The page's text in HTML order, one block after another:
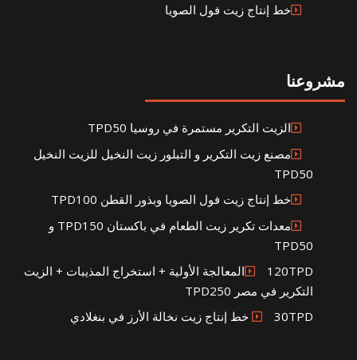
خط إنتاج زيت فول الصويا
مشروعنا
الزيت التكرير مستمرة في روسيا TPD50
مصنع زيت التكرير و التبلور زيت النخيل للزيت النخيل
TPD50
خط إنتاج زيت فول الصويا وبذور القطن TPD100
معدات تكرير زيت الطعام في باكستان TPD150 و
TPD50
120TPDالمعالجة الأولية + استخراج المذيبات + الزيت
التكرير في مصر TPD250
30TPD خط إنتاج زيت نخالة الأرز في بنغلادي